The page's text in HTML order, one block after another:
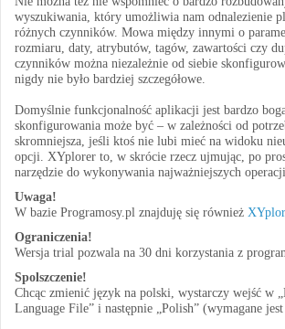
wyszukiwania, który umożliwia nam odnalezienie
różnych czynników. Mowa między innymi o
rozmiaru, daty, atrybutów, tagów, zawartości czy
czynników można niezależnie od siebie
nigdy nie było bardziej szczegółowe.
Domyślnie funkcjonalność aplikacji jest bardzo
skonfigurowania może być – w zależności od
skromniejsza, jeśli ktoś nie lubi mieć na widoku
opcji. XYplorer to, w skrócie rzecz ujmując, po
narzędzie do wykonywania najważniejszych
Uwaga!
W bazie Programosy.pl znajduję się również
Ograniczenia!
Wersja trial pozwala na 30 dni korzystania z
Spolszczenie!
Chcąc zmienić język na polski, wystarczy wejść w
Language File” i następnie „Polish” (wymagane